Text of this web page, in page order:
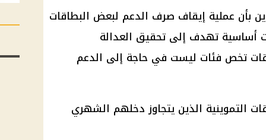
بأن عملية إيقاف صرف الدعم لبعض البطاقات
أساسية تهدف إلى تحقيق العدالة
تخص فئات ليست في حاجة إلى الدعم
التموينية الذين يتجاوز دخلهم الشهري